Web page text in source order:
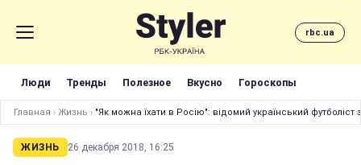
rbc.ua
Люди Тренды Полезное Вкусно Гороскопы
Главная › Жизнь › "Як можна їхати в Росію": відомий український футболіст
ЖИЗНЬ 26 декабря 2018, 16:25